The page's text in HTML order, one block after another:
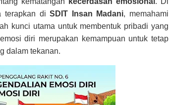
terapkan diSDIT Insan Madani, memahami
kunci utama untuk membentuk pribadi yang
diri merupakan kemampuan untuk tetap
dalam tekanan.